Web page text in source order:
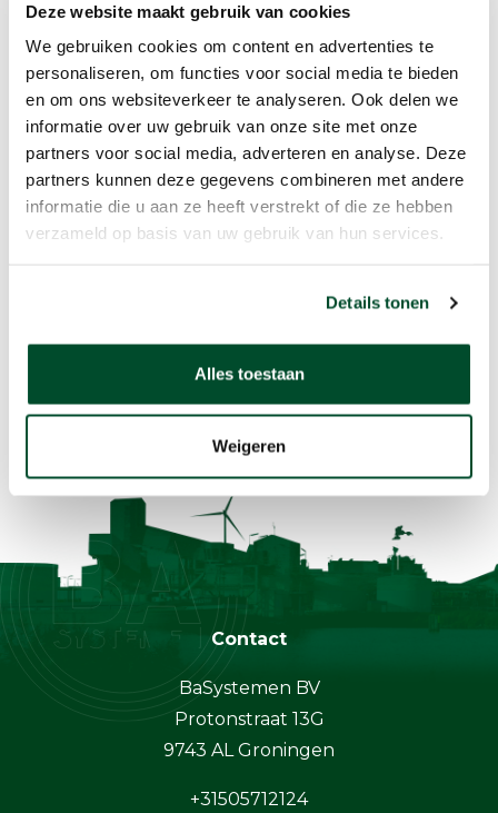
Deze website maakt gebruik van cookies
We gebruiken cookies om content en advertenties te
personaliseren, om functies voor social media te bieden
en om ons websiteverkeer te analyseren. Ook delen we
informatie over uw gebruik van onze site met onze
partners voor social media, adverteren en analyse. Deze
partners kunnen deze gegevens combineren met andere
informatie die u aan ze heeft verstrekt of die ze hebben
verzameld op basis van uw gebruik van hun services.
Details tonen
Alles toestaan
Weigeren
Contact
BaSystemen BV
Protonstraat 13G
9743 AL Groningen
+31505712124